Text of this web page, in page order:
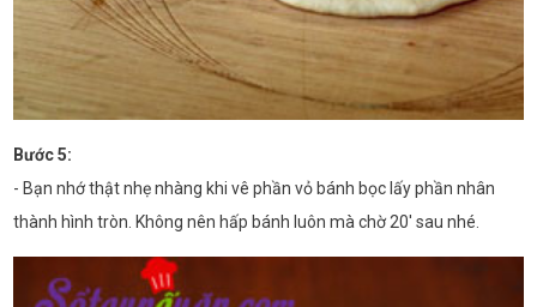
Bước 5:
- Bạn nhớ thật nhẹ nhàng khi vê phần vỏ bánh bọc lấy phần nhân
thành hình tròn. Không nên hấp bánh luôn mà chờ 20' sau nhé.